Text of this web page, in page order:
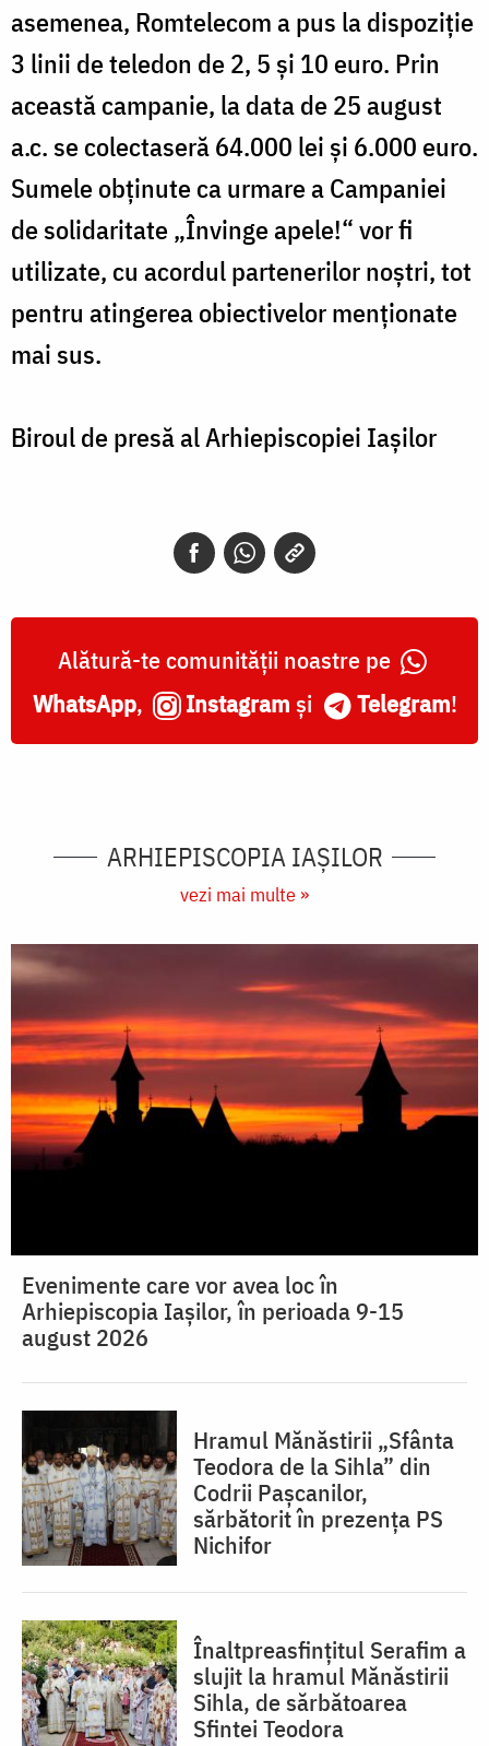
asemenea, Romtelecom a pus la dispoziție
3 linii de teledon de 2, 5 și 10 euro. Prin
această campanie, la data de 25 august
a.c. se colectaseră 64.000 lei și 6.000 euro.
Sumele obținute ca urmare a Campaniei
de solidaritate „Învinge apele!“ vor fi
utilizate, cu acordul partenerilor noștri, tot
pentru atingerea obiectivelor menționate
mai sus.
Biroul de presă al Arhiepiscopiei Iașilor
Alătură-te comunității noastre pe
WhatsApp, Instagram și Telegram!
ARHIEPISCOPIA IAŞILOR
vezi mai multe »
Evenimente care vor avea loc în
Arhiepiscopia Iaşilor, în perioada 9-15
august 2026
Hramul Mănăstirii „Sfânta
Teodora de la Sihla” din
Codrii Pașcanilor,
sărbătorit în prezența PS
Nichifor
Înaltpreasfințitul Serafim a
slujit la hramul Mănăstirii
Sihla, de sărbătoarea
Sfintei Teodora